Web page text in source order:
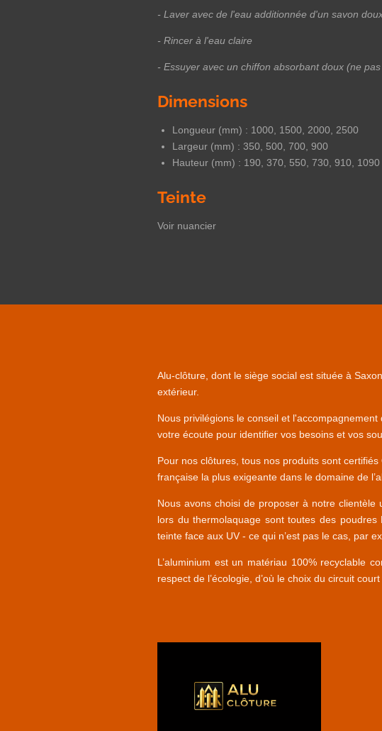
- Laver avec de l'eau additionnée d'un savon
- Rincer à l'eau claire
- Essuyer avec un chiffon absorbant doux (ne
Dimensions
Longueur (mm) : 1000, 1500, 2000, 2500
Largeur (mm) : 350, 500, 700, 900
Hauteur (mm) : 190, 370, 550, 730, 910, 1090
Teinte
Voir nuancier
Alu-clôture , dont le siège social est située à
extérieur.
Nous privilégions le conseil et
votre écoute pour identifier vos besoins et vos
Pour nos clôtures, tous nos produits sont
française la plus exigeante dans le domaine de
Nous avons choisi de proposer à notre
lors du thermolaquage sont toutes des
teinte face aux UV - ce qui n’est pas le cas, par
L’aluminium est un matériau 100% recyclable
respect de l’écologie, d’où le choix du circuit